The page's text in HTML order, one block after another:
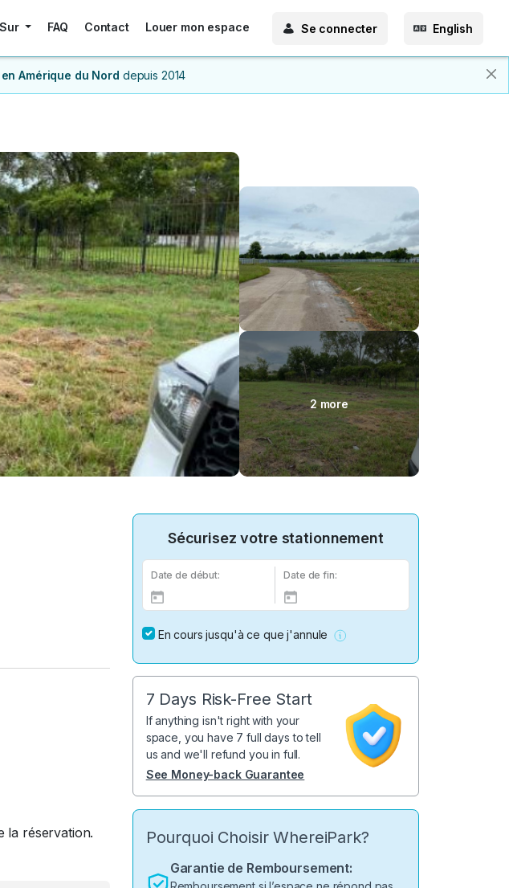
Sur FAQ Contact Louer mon espace Se connecter English
Amérique du Nord depuis 2014
2 more
la réservation.
Sécurisez votre stationnement
Date de début: Date de fin:
En cours jusqu'à ce que j'annule
7 Days Risk-Free Start
If anything isn't right with your
space, you have 7 full days to tell
us and we'll refund you in full.
See Money-back Guarantee
Pourquoi Choisir WhereiPark?
Garantie de Remboursement: